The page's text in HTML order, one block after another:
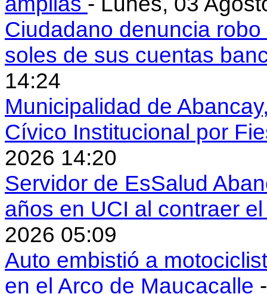
Ciudadano denuncia
soles de sus cuentas
14:24
Municipalidad de
Cívico Institucional por
2026 14:20
Servidor de EsSalud
años en UCI al contraer
2026 05:09
Auto embistió a
en el Arco de Maucacalle